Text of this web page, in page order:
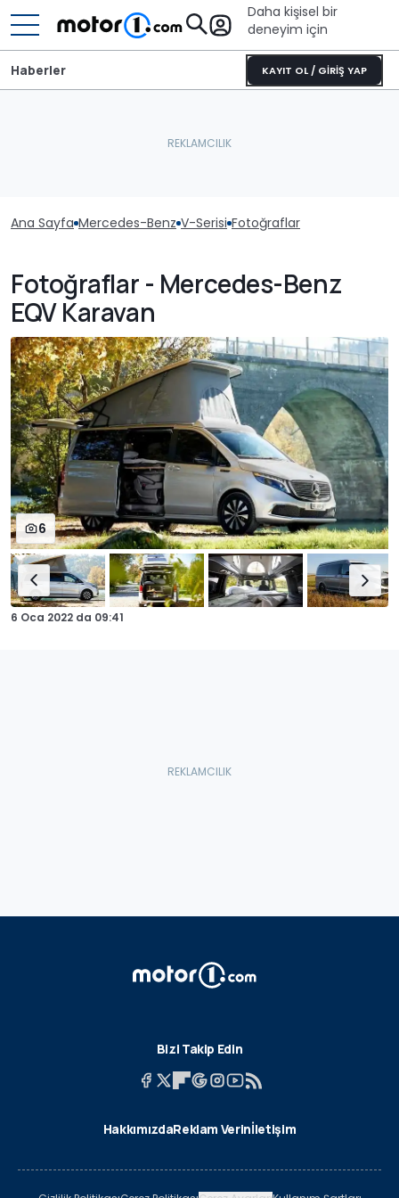
Daha kişisel bir
deneyim için
KAYIT OL / GİRİŞ YAP
Haberler
Ana Sayfa Mercedes-Benz V-Serisi Fotoğraflar
Fotoğraflar - Mercedes-Benz
EQV Karavan
6
6 Oca 2022 da 09:41
Bizi Takip Edin
HakkımızdaReklam Verinİletişim